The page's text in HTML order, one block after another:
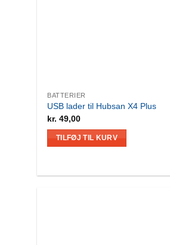
BATTERIER
USB lader til Hubsan X4 Plus
kr. 49,00
TILFØJ TIL KURV